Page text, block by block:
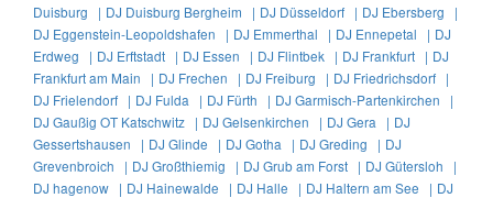
Duisburg | DJ Duisburg Bergheim | DJ Düsseldorf | DJ Ebersberg |
DJ Eggenstein-Leopoldshafen | DJ Emmerthal | DJ Ennepetal | DJ
Erdweg | DJ Erftstadt | DJ Essen | DJ Flintbek | DJ Frankfurt | DJ
Frankfurt am Main | DJ Frechen | DJ Freiburg | DJ Friedrichsdorf |
DJ Frielendorf | DJ Fulda | DJ Fürth | DJ Garmisch-Partenkirchen |
DJ Gaußig OT Katschwitz | DJ Gelsenkirchen | DJ Gera | DJ
Gessertshausen | DJ Glinde | DJ Gotha | DJ Greding | DJ
Grevenbroich | DJ Großthiemig | DJ Grub am Forst | DJ Gütersloh |
DJ hagenow | DJ Hainewalde | DJ Halle | DJ Haltern am See | DJ